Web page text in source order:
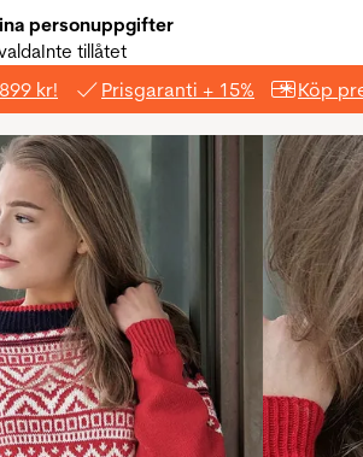
personuppgifter
Inte tillåtet
kr! Prisgaranti + 15% Köp